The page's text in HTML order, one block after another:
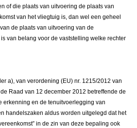
of die plaats van uitvoering de plaats van
van het vliegtuig is, dan wel een geheel
de plaats van uitvoering van de
van belang voor de vaststelling welke rechter
a), van verordening (EU) nr. 1215/2012 van
Raad van 12 december 2012 betreffende de
erkenning en de tenuitvoerlegging van
handelszaken aldus worden uitgelegd dat het
in de zin van deze bepaling ook